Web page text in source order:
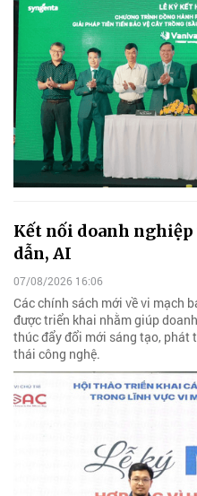
Kết nối doanh
dẫn, AI
07/08/2026 16:06
Các chính sách mới về vi mạch
được triển khai nhằm giúp
thúc đẩy đổi mới sáng tạo, phát
thái công nghệ.